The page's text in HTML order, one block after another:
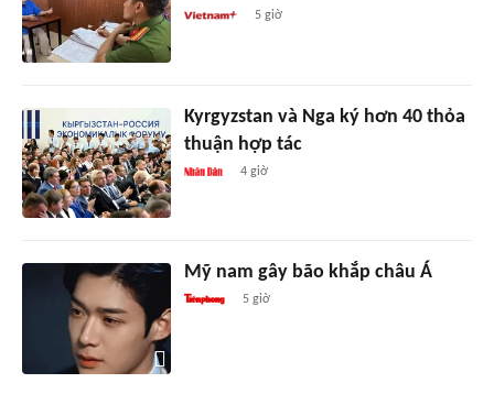
5 giờ
Kyrgyzstan và Nga ký hơn 40 thỏa
thuận hợp tác
4 giờ
Mỹ nam gây bão khắp châu Á
5 giờ